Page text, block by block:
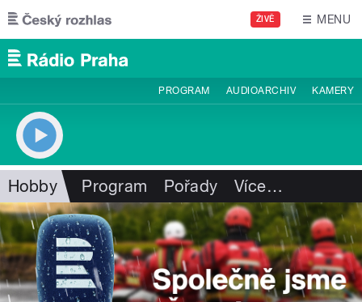
Přejít k hlavnímu obsahu
ŽIVĚ MENU
PROGRAM AUDIOARCHIV KAMERY
Hobby Program Pořady Více…